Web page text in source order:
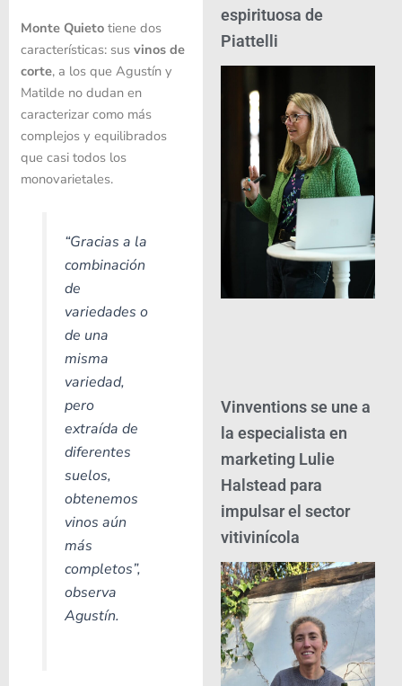
Monte Quieto tiene dos
características: sus vinos de
corte, a los que Agustín y
Matilde no dudan en
caracterizar como más
complejos y equilibrados
que casi todos los
monovarietales.
“Gracias a la
combinación
de
variedades o
de una
misma
variedad,
pero
extraída de
diferentes
suelos,
obtenemos
vinos aún
más
completos”,
observa
Agustín.
espirituosa de
Piattelli
Vinventions se une a
la especialista en
marketing Lulie
Halstead para
impulsar el sector
vitivinícola